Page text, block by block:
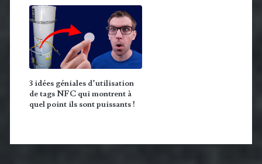
3 idées géniales d’utilisation
de tags NFC qui montrent à
quel point ils sont puissants !